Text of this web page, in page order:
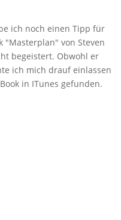
ich noch einen Tipp für
"Masterplan" von Steven
begeistert. Obwohl er
ich mich drauf einlassen
in ITunes gefunden.